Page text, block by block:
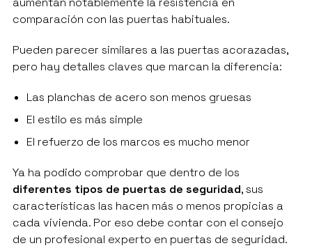
comparación con las puertas habituales.
Pueden parecer similares a las puertas acorazadas,
pero hay detalles claves que marcan la diferencia:
Las planchas de acero son menos gruesas
El estilo es más simple
El refuerzo de los marcos es mucho menor
Ya ha podido comprobar que dentro de los
diferentes tipos de puertas de seguridad, sus
características las hacen más o menos propicias a
cada vivienda. Por eso debe contar con el consejo
de un profesional experto en puertas de seguridad.